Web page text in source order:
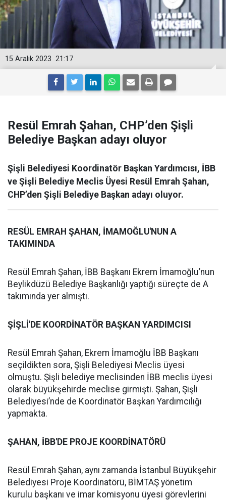
21:17
15 Aralık 2023
Resül Emrah Şahan, CHP’den Şişli
Belediye Başkan adayı oluyor
Şişli Belediyesi Koordinatör Başkan Yardımcısı, İBB
ve Şişli Belediye Meclis Üyesi Resül Emrah Şahan,
CHP’den Şişli Belediye Başkan adayı oluyor.
RESÜL EMRAH ŞAHAN, İMAMOĞLU'NUN A
TAKIMINDA
Resül Emrah Şahan, İBB Başkanı Ekrem İmamoğlu’nun
Beylikdüzü Belediye Başkanlığı yaptığı süreçte de A
takımında yer almıştı.
ŞİŞLİ'DE KOORDİNATÖR BAŞKAN YARDIMCISI
Resül Emrah Şahan, Ekrem İmamoğlu İBB Başkanı
seçildikten sora, Şişli Belediyesi Meclis üyesi
olmuştu. Şişli belediye meclisinden İBB meclis üyesi
olarak büyükşehirde meclise girmişti. Şahan, Şişli
Belediyesi’nde de Koordinatör Başkan Yardımcılığı
yapmakta.
ŞAHAN, İBB'DE PROJE KOORDİNATÖRÜ
Resül Emrah Şahan, aynı zamanda İstanbul Büyükşehir
Belediyesi Proje Koordinatörü, BİMTAŞ yönetim
kurulu başkanı ve imar komisyonu üyesi görevlerini